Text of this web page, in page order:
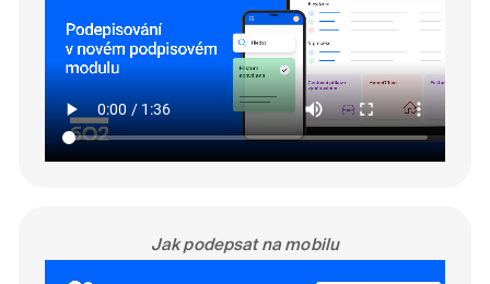
Jak podepsat na mobilu